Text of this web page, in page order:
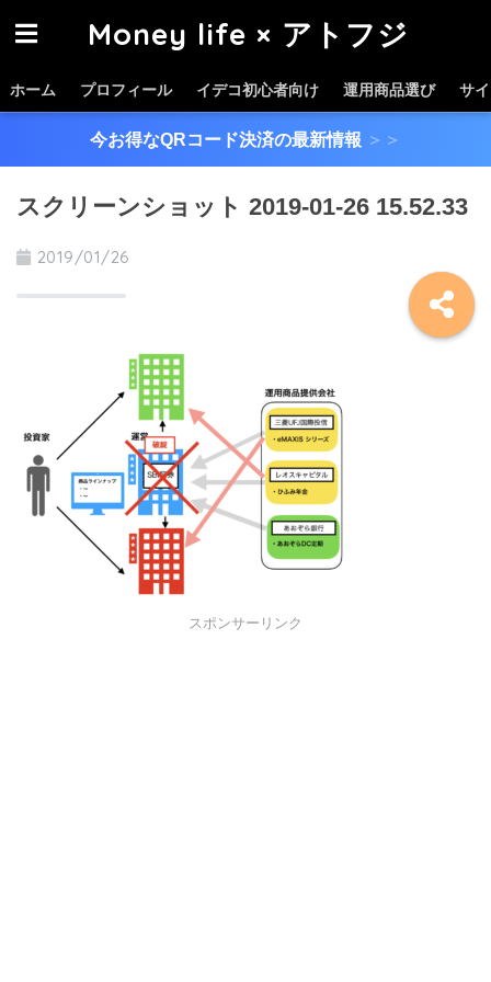
Money life × アトフジ
ホーム プロフィール イデコ初心者向け 運用商品選び サ
今お得なQRコード決済の最新情報 ＞＞
スクリーンショット 2019-01-26 15.52.33
2019/01/26
スポンサーリンク